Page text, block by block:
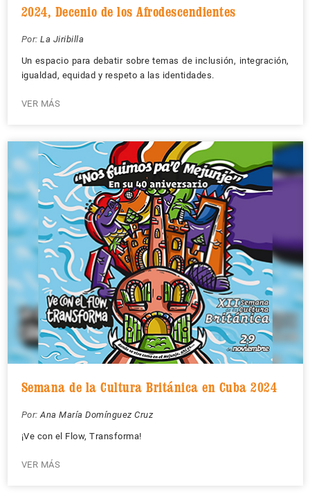
2024, Decenio de los Afrodescendientes
Por: La Jiribilla
Un espacio para debatir sobre temas de inclusión, integración,
igualdad, equidad y respeto a las identidades.
VER MÁS
Semana de la Cultura Británica en Cuba 2024
Por:Ana María Domínguez Cruz
¡Ve con el Flow, Transforma!
VER MÁS